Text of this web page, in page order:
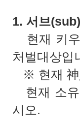
1. 서브
현재 키우
처벌대상입
※ 현재 神
현재 소유
시오.